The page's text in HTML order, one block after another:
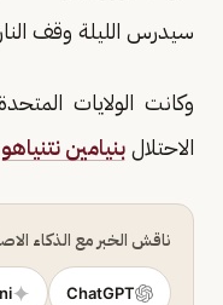
سيدرس الليلة وقف
وكانت الولايات
الاحتلال بنيامين نتنياهو
ناقش الخبر مع الذكاء
ChatGPT